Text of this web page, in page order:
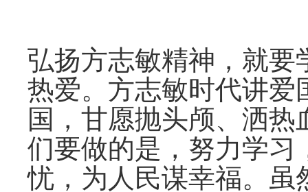
弘扬方志敏精神，就要
热爱。方志敏时代讲爱
国，甘愿抛头颅、洒
们要做的是，努力学习
忧，为人民谋幸福。虽